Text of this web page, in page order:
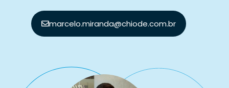
marcelo.miranda@chiode.com.br